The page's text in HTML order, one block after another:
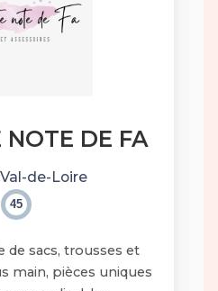
NOTE DE FA
de-Loire
45
de sacs, trousses et
main, pièces uniques